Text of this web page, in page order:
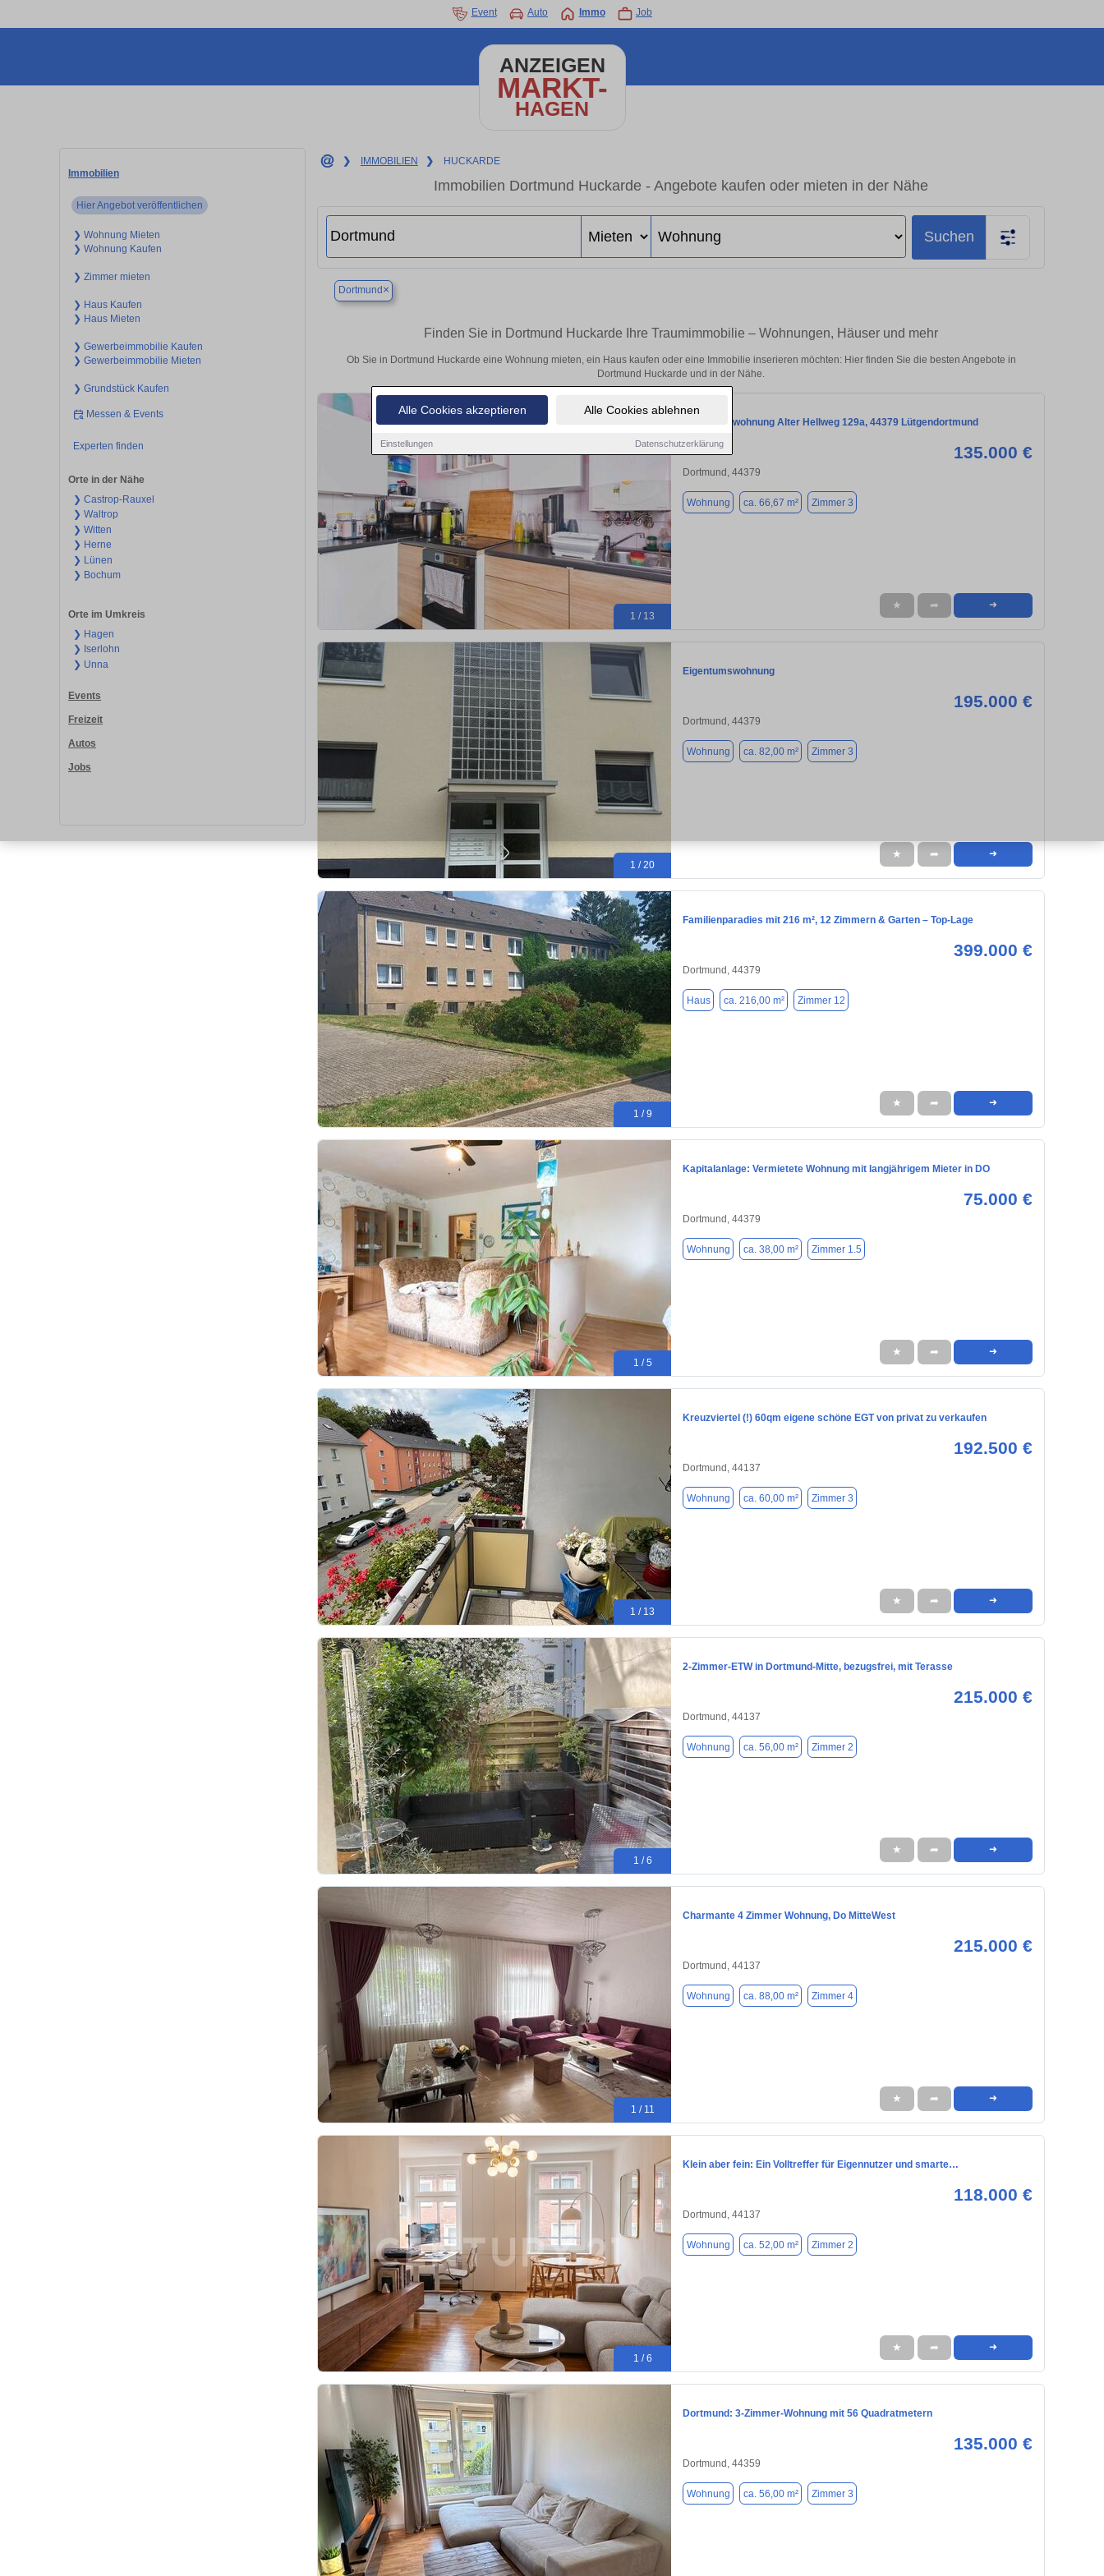
Alle Cookies akzeptieren Alle Cookies ablehnen
Einstellungen Datenschutzerklärung
Event Auto Immo Job
ANZEIGEN
MARKT-
HAGEN
Immobilien
Hier Angebot veröffentlichen
❯ Wohnung Mieten
❯ Wohnung Kaufen
❯ Zimmer mieten
❯ Haus Kaufen
❯ Haus Mieten
❯ Gewerbeimmobilie Kaufen
❯ Gewerbeimmobilie Mieten
❯ Grundstück Kaufen
Messen & Events
Experten finden
Orte in der Nähe
❯ Castrop-Rauxel
❯ Waltrop
❯ Witten
❯ Herne
❯ Lünen
❯ Bochum
Orte im Umkreis
❯ Hagen
❯ Iserlohn
❯ Unna
Events
Freizeit
Autos
Jobs
❯ IMMOBILIEN ❯ HUCKARDE
Immobilien Dortmund Huckarde - Angebote kaufen oder mieten in der Nähe
Suchen
Dortmund ×
Finden Sie in Dortmund Huckarde Ihre Traumimmobilie – Wohnungen, Häuser und mehr
Ob Sie in Dortmund Huckarde eine Wohnung mieten, ein Haus kaufen oder eine Immobilie inserieren möchten: Hier finden Sie die besten Angebote in
Dortmund Huckarde und in der Nähe.
1 / 13
Eigentumswohnung Alter Hellweg 129a, 44379 Lütgendortmund
135.000 €
Dortmund, 44379
Wohnung ca. 66,67 m² Zimmer 3
★ ➦ ➜
1 / 20
Eigentumswohnung
195.000 €
Dortmund, 44379
Wohnung ca. 82,00 m² Zimmer 3
★ ➦ ➜
1 / 9
Familienparadies mit 216 m², 12 Zimmern & Garten – Top-Lage
399.000 €
Dortmund, 44379
Haus ca. 216,00 m² Zimmer 12
★ ➦ ➜
1 / 5
Kapitalanlage: Vermietete Wohnung mit langjährigem Mieter in DO
75.000 €
Dortmund, 44379
Wohnung ca. 38,00 m² Zimmer 1.5
★ ➦ ➜
1 / 13
Kreuzviertel (!) 60qm eigene schöne EGT von privat zu verkaufen
192.500 €
Dortmund, 44137
Wohnung ca. 60,00 m² Zimmer 3
★ ➦ ➜
1 / 6
2-Zimmer-ETW in Dortmund-Mitte, bezugsfrei, mit Terasse
215.000 €
Dortmund, 44137
Wohnung ca. 56,00 m² Zimmer 2
★ ➦ ➜
1 / 11
Charmante 4 Zimmer Wohnung, Do MitteWest
215.000 €
Dortmund, 44137
Wohnung ca. 88,00 m² Zimmer 4
★ ➦ ➜
1 / 6
Klein aber fein: Ein Volltreffer für Eigennutzer und smarte…
118.000 €
Dortmund, 44137
Wohnung ca. 52,00 m² Zimmer 2
★ ➦ ➜
Dortmund: 3-Zimmer-Wohnung mit 56 Quadratmetern
135.000 €
Dortmund, 44359
Wohnung ca. 56,00 m² Zimmer 3